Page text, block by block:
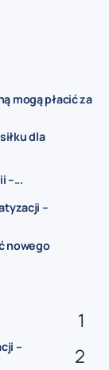
mogą płacić za
dla
–...
–
nowego
–